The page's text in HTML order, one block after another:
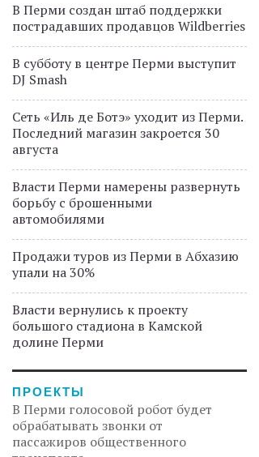
В Перми создан штаб поддержки
пострадавших продавцов Wildberries
В субботу в центре Перми выступит
DJ Smash
Сеть «Иль де Ботэ» уходит из Перми.
Последний магазин закроется 30
августа
Власти Перми намерены развернуть
борьбу с брошенными
автомобилями
Продажи туров из Перми в Абхазию
упали на 30%
Власти вернулись к проекту
большого стадиона в Камской
долине Перми
ПРОЕКТЫ
В Перми голосовой робот будет
обрабатывать звонки от
пассажиров общественного